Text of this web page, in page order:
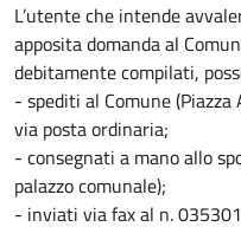
L’utente che intende
apposita domanda al
debitamente compilati,
- spediti al Comune
via posta ordinaria;
- consegnati a mano allo
palazzo comunale);
- inviati via fax al n.